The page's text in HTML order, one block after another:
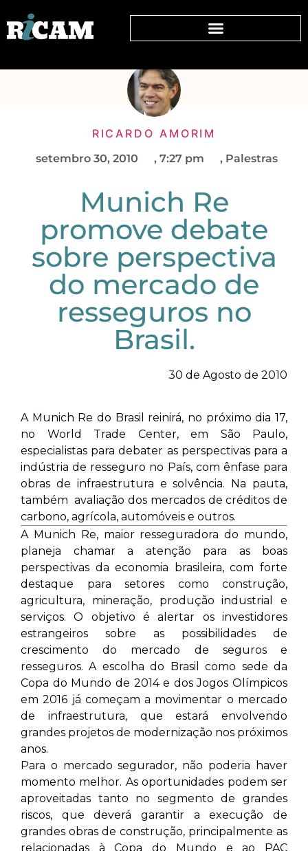
RICARDO AMORIM
setembro 30, 2010 , 7:27 pm , Palestras
Munich Re
promove debate
sobre perspectiva
do mercado de
resseguros no
Brasil.
30 de Agosto de 2010
A Munich Re do Brasil reinirá, no próximo dia 17,
no World Trade Center, em São Paulo,
especialistas para debater as perspectivas para a
indústria de resseguro no País, com ênfase para
obras de infraestrutura e solvência. Na pauta,
também avaliação dos mercados de créditos de
carbono, agrícola, automóveis e outros.
A Munich Re, maior resseguradora do mundo,
planeja chamar a atenção para as boas
perspectivas da economia brasileira, com forte
destaque para setores como construção,
agricultura, mineração, produção industrial e
serviços. O objetivo é alertar os investidores
estrangeiros sobre as possibilidades de
crescimento do mercado de seguros e
resseguros. A escolha do Brasil como sede da
Copa do Mundo de 2014 e dos Jogos Olímpicos
em 2016 já começam a movimentar o mercado
de infraestrutura, que estará envolvendo
grandes projetos de modernização nos próximos
anos.
Para o mercado segurador, não poderia haver
momento melhor. As oportunidades podem ser
aproveitadas tanto no segmento de grandes
riscos, que deverá garantir a execução de
grandes obras de construção, principalmente as
relacionadas à Copa do Mundo e ao PAC